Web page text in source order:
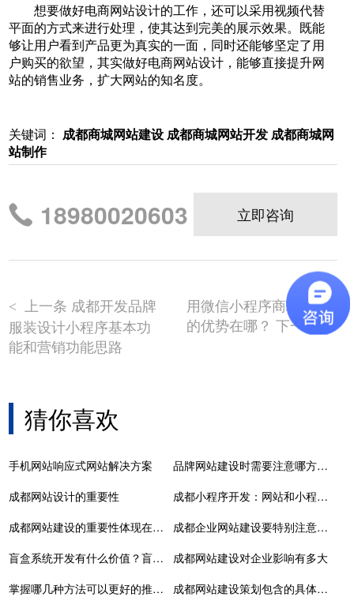
想要做好电商网站设计的工作，还可以采用视频代替
平面的方式来进行处理，使其达到完美的展示效果。既能
够让用户看到产品更为真实的一面，同时还能够坚定了用
户购买的欲望，其实做好电商网站设计，能够直接提升网
站的销售业务，扩大网站的知名度。
关键词：成都商城网站建设成都商城网站开发成都商城网
站制作
18980020603 立即咨询
< 上一条 成都开发品牌
服装设计小程序基本功
能和营销功能思路
用微信小程序商城赚钱
的优势在哪？ 下一条 >
猜你喜欢
手机网站响应式网站解决方案
品牌网站建设时需要注意哪方面问题
成都网站设计的重要性
成都小程序开发：网站和小程序的未来发展前景
成都网站建设的重要性体现在哪些方面
成都企业网站建设要特别注意的四个要点
盲盒系统开发有什么价值？盲盒系统开发功能架构
成都网站建设对企业影响有多大
掌握哪几种方法可以更好的推广自己的网站
成都网站建设策划包含的具体内容主要包括哪些内容